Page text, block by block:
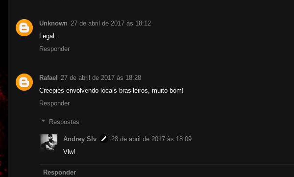
Unknown 27 de abril de 2017 às 18:12
Legal.
Responder
Rafael 27 de abril de 2017 às 18:28
Creepies envolvendo locais brasileiros, muito bom!
Responder
Respostas
Andrey Slv
28 de abril de 2017 às 18:09
Vlw!
Responder